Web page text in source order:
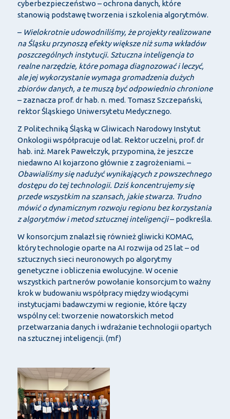
cyberbezpieczeństwo – ochrona danych, które
stanowią podstawę tworzenia i szkolenia algorytmów.
– Wielokrotnie udowodniliśmy, że projekty realizowane
na Śląsku przynoszą efekty większe niż suma wkładów
poszczególnych instytucji. Sztuczna inteligencja to
realne narzędzie, które pomaga diagnozować i leczyć,
ale jej wykorzystanie wymaga gromadzenia dużych
zbiorów danych, a te muszą być odpowiednio chronione
– zaznacza prof. dr hab. n. med. Tomasz Szczepański,
rektor Śląskiego Uniwersytetu Medycznego.
Z Politechniką Śląską w Gliwicach Narodowy Instytut
Onkologii współpracuje od lat. Rektor uczelni, prof. dr
hab. inż. Marek Pawełczyk, przypomina, że jeszcze
niedawno AI kojarzono głównie z zagrożeniami. –
Obawialiśmy się nadużyć wynikających z powszechnego
dostępu do tej technologii. Dziś koncentrujemy się
przede wszystkim na szansach, jakie stwarza. Trudno
mówić o dynamicznym rozwoju regionu bez korzystania
z algorytmów i metod sztucznej inteligencji– podkreśla.
W konsorcjum znalazł się również gliwicki KOMAG,
który technologie oparte na AI rozwija od 25 lat – od
sztucznych sieci neuronowych po algorytmy
genetyczne i obliczenia ewolucyjne. W ocenie
wszystkich partnerów powołanie konsorcjum to ważny
krok w budowaniu współpracy między wiodącymi
instytucjami badawczymi w regionie, które łączy
wspólny cel: tworzenie nowatorskich metod
przetwarzania danych i wdrażanie technologii opartych
na sztucznej inteligencji. (mf)